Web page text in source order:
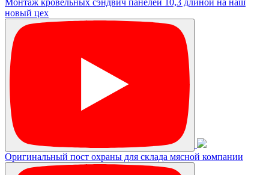
Монтаж кровельных сэндвич панелей 10,3 длиной на наш
новый цех
Оригинальный пост охраны для склада мясной компании